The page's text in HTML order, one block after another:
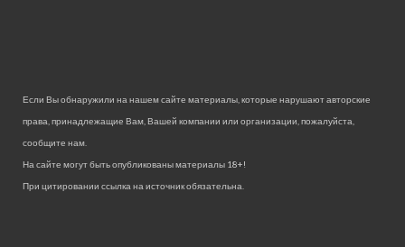
Если Вы обнаружили на нашем сайте материалы, которые нарушают авторские
права, принадлежащие Вам, Вашей компании или организации, пожалуйста,
сообщите нам.
На сайте могут быть опубликованы материалы 18+!
При цитировании ссылка на источник обязательна.